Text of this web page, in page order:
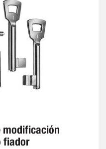
modificación
fiador